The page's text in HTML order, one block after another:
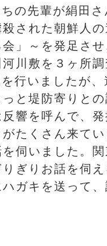
の先輩が絹田
殺された朝鮮人
」～を発足さ
川敷を３ヶ所調
行いましたが
と堤防寄りとの
響を呼んで、
たくさん来て
伺いました。
ぎりお話を伺
ガキを送って